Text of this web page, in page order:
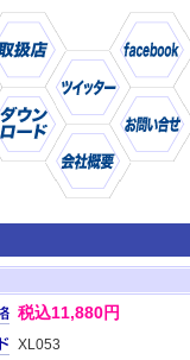
税込11,880円
XL053